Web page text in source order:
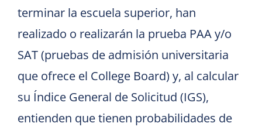
terminar la escuela superior, han
realizado o realizarán la prueba PAA y/o
SAT (pruebas de admisión universitaria
que ofrece el College Board) y, al calcular
su Índice General de Solicitud (IGS),
entienden que tienen probabilidades de